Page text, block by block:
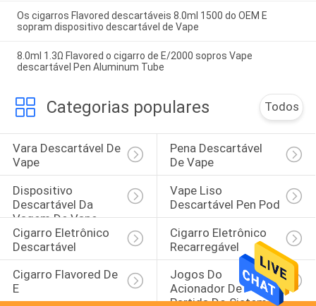
Os cigarros Flavored descartáveis 8.0ml 1500 do OEM E
sopram dispositivo descartável de Vape
8.0ml 1.3Ω Flavored o cigarro de E/2000 sopros Vape
descartável Pen Aluminum Tube
Categorias populares Todos
Vara Descartável De
Vape
Pena Descartável
De Vape
Dispositivo
Descartável Da
Vagem De Vape
Vape Liso
Descartável Pen Pod
Cigarro Eletrônico
Descartável
Cigarro Eletrônico
Recarregável
Cigarro Flavored De
E
Jogos Do
Acionador De
Partida Do Sistema